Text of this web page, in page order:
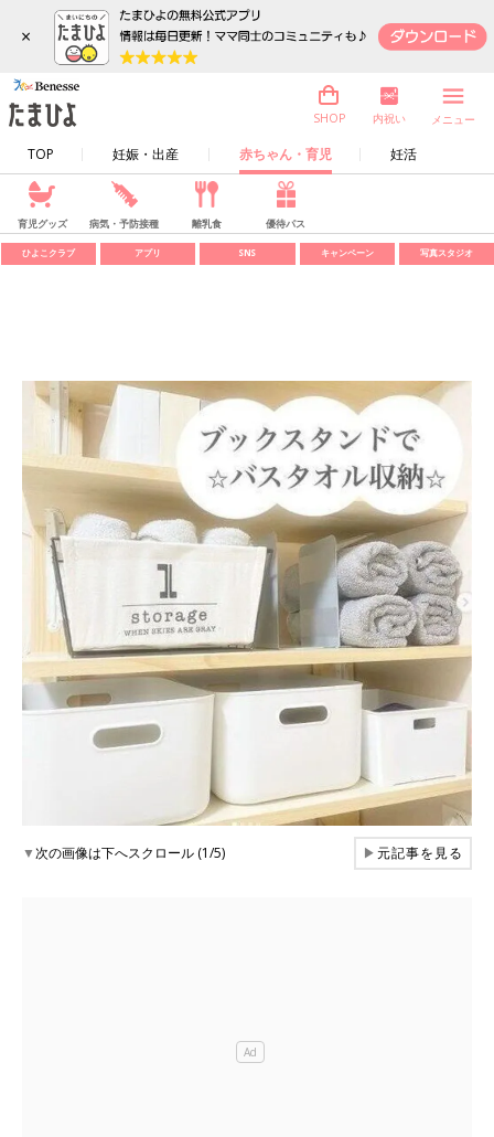
×
TOP 妊娠・出産 赤ちゃん・育児 妊活
SHOP 内祝い メニュー
育児グッズ 病気・予防接種 離乳食 優待パス
ひよこクラブ アプリ SNS キャンペーン 写真スタジオ
▼次の画像は下へスクロール (1/5) ▶元記事を見る